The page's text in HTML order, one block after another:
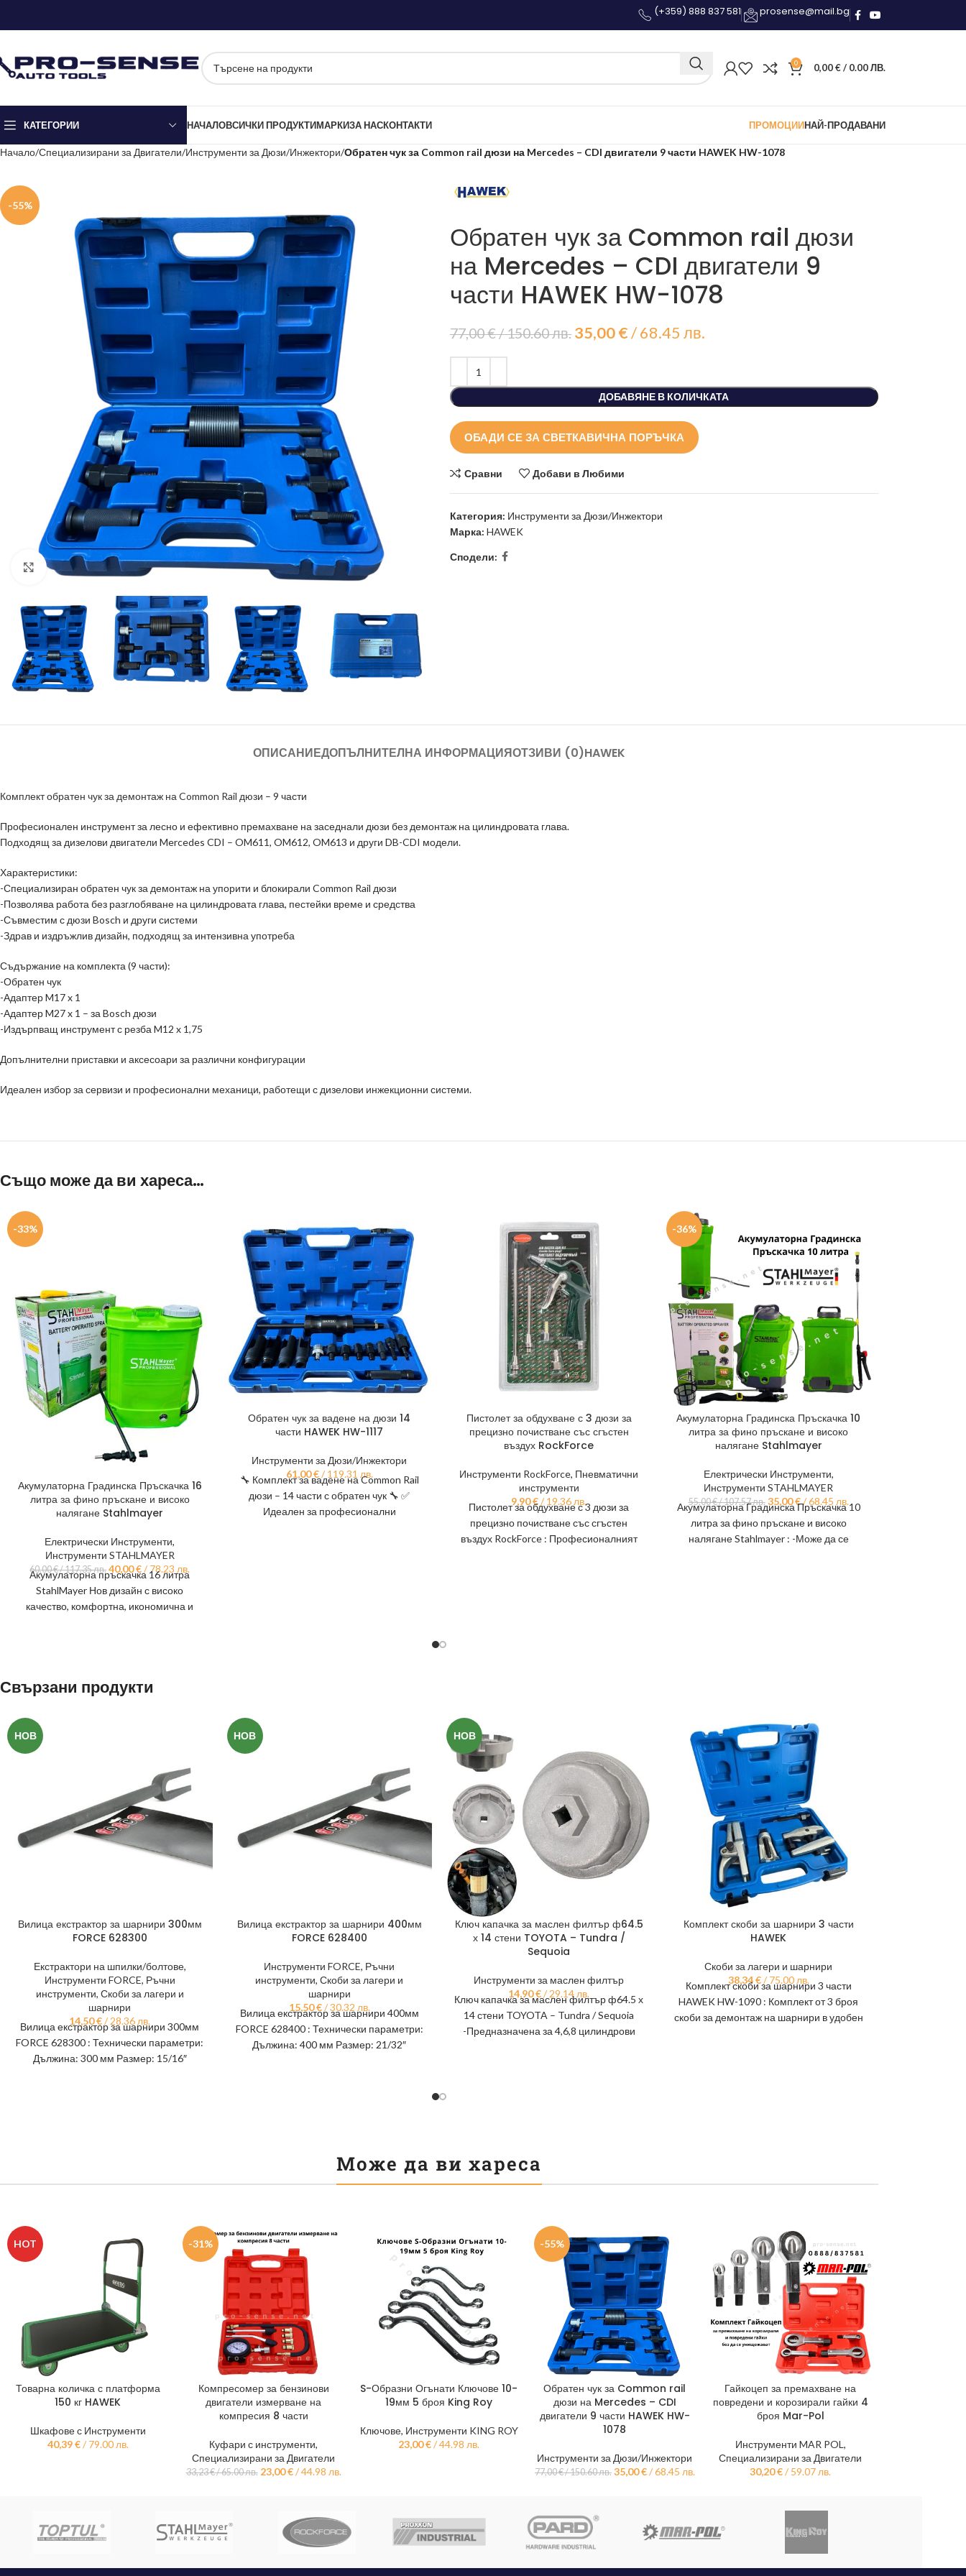
(+359) 888 837 581 prosense@mail.bg
0 0,00€/ 0.00 ЛВ.
КАТЕГОРИИ НАЧАЛОВСИЧКИ ПРОДУКТИМАРКИЗА НАСКОНТАКТИ ПРОМОЦИИНАЙ-ПРОДАВАНИ
Начало Специализирани за Двигатели Инструменти за Дюзи/Инжектори Обратен чук за Common rail дюзи на Mercedes – CDI двигатели 9 части HAWEK HW-1078
-55%
Click to enlarge
Обратен чук за Common rail дюзи
на Mercedes – CDI двигатели 9
части HAWEK HW-1078
77,00€/ 150.60 лв. 35,00€/ 68.45 лв.
ДОБАВЯНЕ В КОЛИЧКАТА
ОБАДИ СЕ ЗА СВЕТКАВИЧНА ПОРЪЧКА
Сравни Добави в Любими
Категория: Инструменти за Дюзи/Инжектори
Марка: HAWEK
Сподели:
ОПИСАНИЕДОПЪЛНИТЕЛНА ИНФОРМАЦИЯОТЗИВИ (0)HAWEK
Комплект обратен чук за демонтаж на Common Rail дюзи – 9 части
Професионален инструмент за лесно и ефективно премахване на заседнали дюзи без демонтаж на цилиндровата глава.
Подходящ за дизелови двигатели Mercedes CDI – OM611, OM612, OM613 и други DB-CDI модели.
Характеристики:
-Специализиран обратен чук за демонтаж на упорити и блокирали Common Rail дюзи
-Позволява работа без разглобяване на цилиндровата глава, пестейки време и средства
-Съвместим с дюзи Bosch и други системи
-Здрав и издръжлив дизайн, подходящ за интензивна употреба
Съдържание на комплекта (9 части):
-Обратен чук
-Адаптер M17 x 1
-Адаптер M27 x 1 – за Bosch дюзи
-Издърпващ инструмент с резба M12 x 1,75
Допълнителни приставки и аксесоари за различни конфигурации
Идеален избор за сервизи и професионални механици, работещи с дизелови инжекционни системи.
Също може да ви хареса…
-33%
Акумулаторна Градинска Пръскачка 16
литра за фино пръскане и високо
налягане Stahlmayer
Електрически Инструменти,
Инструменти STAHLMAYER
60,00€/ 117.35 лв. 40,00€/ 78.23 лв.
Акумулаторна пръскачка 16 литра
StahlMayer Нов дизайн с високо
качество, комфортна, икономична и
Обратен чук за вадене на дюзи 14
части HAWEK HW-1117
Инструменти за Дюзи/Инжектори
61,00€/ 119.31 лв.
🔧 Комплект за вадене на Common Rail
дюзи – 14 части с обратен чук 🔧 ✅
Идеален за професионални
Пистолет за обдухване с 3 дюзи за
прецизно почистване със сгъстен
въздух RockForce
Инструменти RockForce, Пневматични
инструменти
9,90€/ 19.36 лв.
Пистолет за обдухване с 3 дюзи за
прецизно почистване със сгъстен
въздух RockForce : Професионалният
-36%
Акумулаторна Градинска Пръскачка 10
литра за фино пръскане и високо
налягане Stahlmayer
Електрически Инструменти,
Инструменти STAHLMAYER
55,00€/ 107.57 лв. 35,00€/ 68.45 лв.
Акумулаторна Градинска Пръскачка 10
литра за фино пръскане и високо
налягане Stahlmayer : -Може да се
Свързани продукти
НОВ
Вилица екстрактор за шарнири 300мм
FORCE 628300
Екстрактори на шпилки/болтове,
Инструменти FORCE, Ръчни
инструменти, Скоби за лагери и
шарнири
14,50€/ 28.36 лв.
Вилица екстрактор за шарнири 300мм
FORCE 628300 : Технически параметри:
Дължина: 300 мм Размер: 15/16″
НОВ
Вилица екстрактор за шарнири 400мм
FORCE 628400
Инструменти FORCE, Ръчни
инструменти,Скоби за лагери и
шарнири
15,50€/ 30.32 лв.
Вилица екстрактор за шарнири 400мм
FORCE 628400 : Технически параметри:
Дължина: 400 мм Размер: 21/32″
НОВ
Ключ капачка за маслен филтър ф64.5
х 14 стени TOYOTA – Tundra /
Sequoia
Инструменти за маслен филтър
14,90€/ 29.14 лв.
Ключ капачка за маслен филтър ф64.5 х
14 стени TOYOTA – Tundra / Sequoia
-Предназначена за 4,6,8 цилиндрови
Комплект скоби за шарнири 3 части
HAWEK
Скоби за лагери и шарнири
38,34€/ 75.00 лв.
Комплект скоби за шарнири 3 части
HAWEK HW-1090 : Комплект от 3 броя
скоби за демонтаж на шарнири в удобен
Може да ви хареса
HOT
ДОБАВЯНЕ В КОЛИЧКАТА
Товарна количка с платформа
150 кг HAWEK
Шкафове с Инструменти
40,39€/ 79.00 лв.
-31%
ДОБАВЯНЕ В КОЛИЧКАТА
Компресомер за бензинови
двигатели измерване на
компресия 8 части
Куфари с инструменти,
Специализирани за Двигатели
33,23€/ 65.00 лв. 23,00€ / 44.98 лв.
ДОБАВЯНЕ В КОЛИЧКАТА
S-Образни Огънати Ключове 10-
19мм 5 броя King Roy
Ключове, Инструменти KING ROY
23,00€ / 44.98 лв.
-55%
ДОБАВЯНЕ В КОЛИЧКАТА
Обратен чук за Common rail
дюзи на Mercedes – CDI
двигатели 9 части HAWEK HW-
1078
Инструменти за Дюзи/Инжектори
77,00€/ 150.60 лв. 35,00€/ 68.45 лв.
ДОБАВЯНЕ В КОЛИЧКАТА
Гайкоцеп за премахване на
повредени и корозирали гайки 4
броя Mar-Pol
Инструменти MAR POL ,
Специализирани за Двигатели
30,20€/ 59.07 лв.